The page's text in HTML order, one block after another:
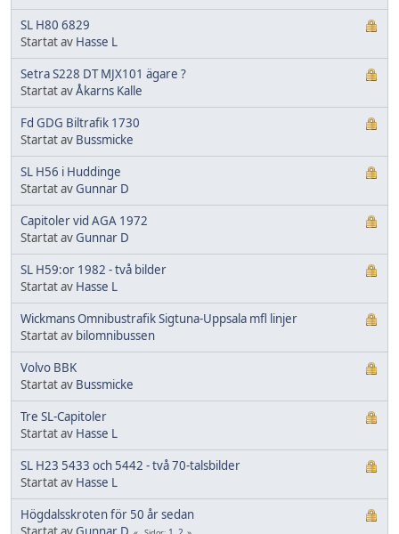
SL H80 6829
Startat av Hasse L
Setra S228 DT MJX101 ägare ?
Startat avÅkarns Kalle
Fd GDG Biltrafik 1730
Startat av Bussmicke
SL H56 i Huddinge
Startat avGunnar D
Capitoler vid AGA 1972
Startat avGunnar D
SL H59:or 1982 - två bilder
Startat av Hasse L
Wickmans Omnibustrafik Sigtuna-Uppsala mfl linjer
Startat av bilomnibussen
Volvo BBK
Startat av Bussmicke
Tre SL-Capitoler
Startat av Hasse L
SL H23 5433 och 5442 - två 70-talsbilder
Startat av Hasse L
Högdalsskroten för 50 år sedan